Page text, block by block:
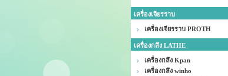
เครื่องเจียรราบ
เครื่องเจียรราบ PROTH
เครื่องกลึง LATHE
เครื่องกลึง Kpan
เครื่องกลึง winho